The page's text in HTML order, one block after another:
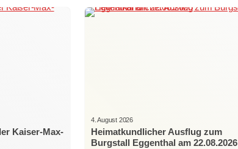
Kaiser-Max-
4. August 2026
Heimatkundlicher Ausflug zum
Burgstall Eggenthal am 22.08.2026